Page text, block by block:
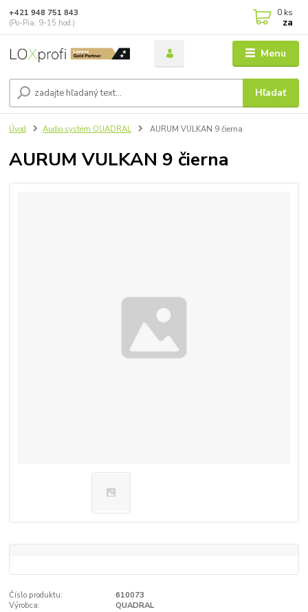
Menu
Hľadať
+421 948 751 843
(Po-Pia, 9-15 hod.)
0 ks
za
Úvod Audio systém QUADRAL AURUM VULKAN 9 čierna
AURUM VULKAN 9 čierna
Číslo produktu:
610073
Výrobca:
QUADRAL